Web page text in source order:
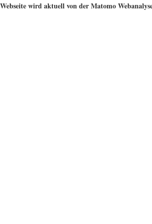
wird aktuell von der Matomo